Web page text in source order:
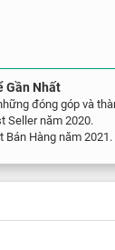
Gần Nhất
đóng góp và
Seller năm 2020.
Bán Hàng năm 2021.